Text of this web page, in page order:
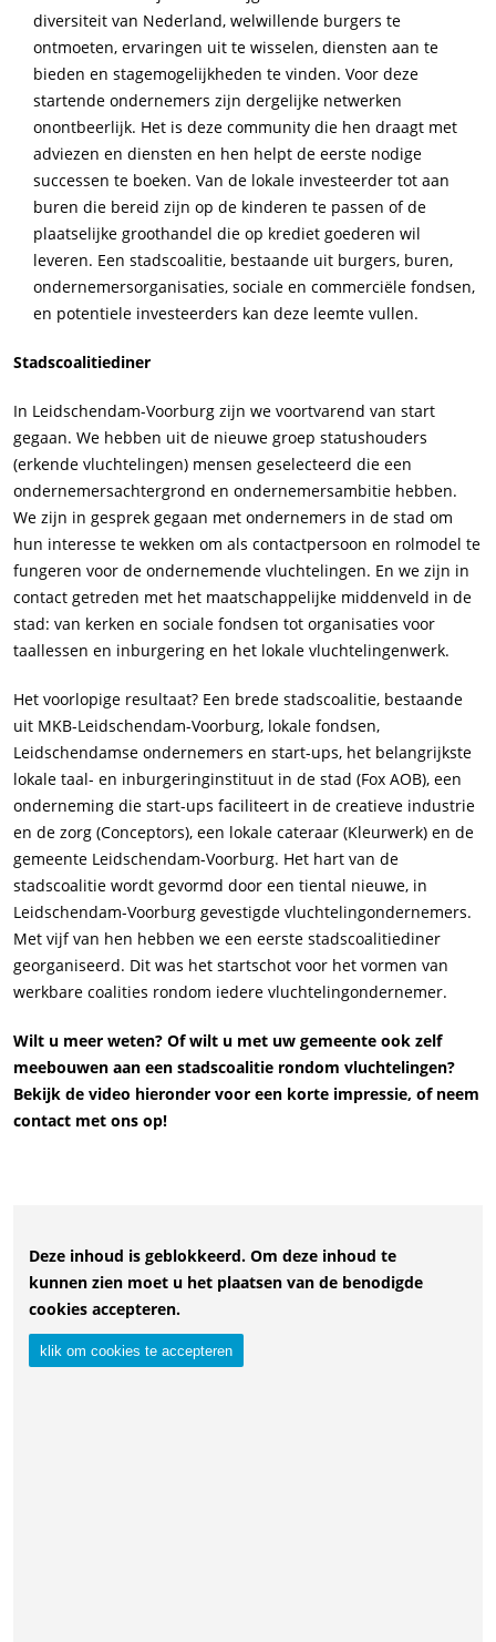
diversiteit van Nederland, welwillende burgers te
ontmoeten, ervaringen uit te wisselen, diensten aan te
bieden en stagemogelijkheden te vinden. Voor deze
startende ondernemers zijn dergelijke netwerken
onontbeerlijk. Het is deze community die hen draagt met
adviezen en diensten en hen helpt de eerste nodige
successen te boeken. Van de lokale investeerder tot aan
buren die bereid zijn op de kinderen te passen of de
plaatselijke groothandel die op krediet goederen wil
leveren. Een stadscoalitie, bestaande uit burgers, buren,
ondernemersorganisaties, sociale en commerciële fondsen,
en potentiele investeerders kan deze leemte vullen.
Stadscoalitiediner
In Leidschendam-Voorburg zijn we voortvarend van start
gegaan. We hebben uit de nieuwe groep statushouders
(erkende vluchtelingen) mensen geselecteerd die een
ondernemersachtergrond en ondernemersambitie hebben.
We zijn in gesprek gegaan met ondernemers in de stad om
hun interesse te wekken om als contactpersoon en rolmodel te
fungeren voor de ondernemende vluchtelingen. En we zijn in
contact getreden met het maatschappelijke middenveld in de
stad: van kerken en sociale fondsen tot organisaties voor
taallessen en inburgering en het lokale vluchtelingenwerk.
Het voorlopige resultaat? Een brede stadscoalitie, bestaande
uit MKB-Leidschendam-Voorburg, lokale fondsen,
Leidschendamse ondernemers en start-ups, het belangrijkste
lokale taal- en inburgeringinstituut in de stad (Fox AOB), een
onderneming die start-ups faciliteert in de creatieve industrie
en de zorg (Conceptors), een lokale cateraar (Kleurwerk) en de
gemeente Leidschendam-Voorburg. Het hart van de
stadscoalitie wordt gevormd door een tiental nieuwe, in
Leidschendam-Voorburg gevestigde vluchtelingondernemers.
Met vijf van hen hebben we een eerste stadscoalitiediner
georganiseerd. Dit was het startschot voor het vormen van
werkbare coalities rondom iedere vluchtelingondernemer.
Wilt u meer weten? Of wilt u met uw gemeente ook zelf
meebouwen aan een stadscoalitie rondom vluchtelingen?
Bekijk de video hieronder voor een korte impressie, of neem
contact met ons op!
Deze inhoud is geblokkeerd. Om deze inhoud te
kunnen zien moet u het plaatsen van de benodigde
cookies accepteren.
klik om cookies te accepteren